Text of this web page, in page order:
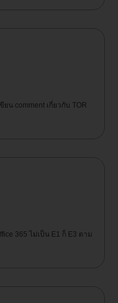
น comment เกี่ยวกับ TOR
365 ไม่เป็น E1 ก็ E3 ตาม